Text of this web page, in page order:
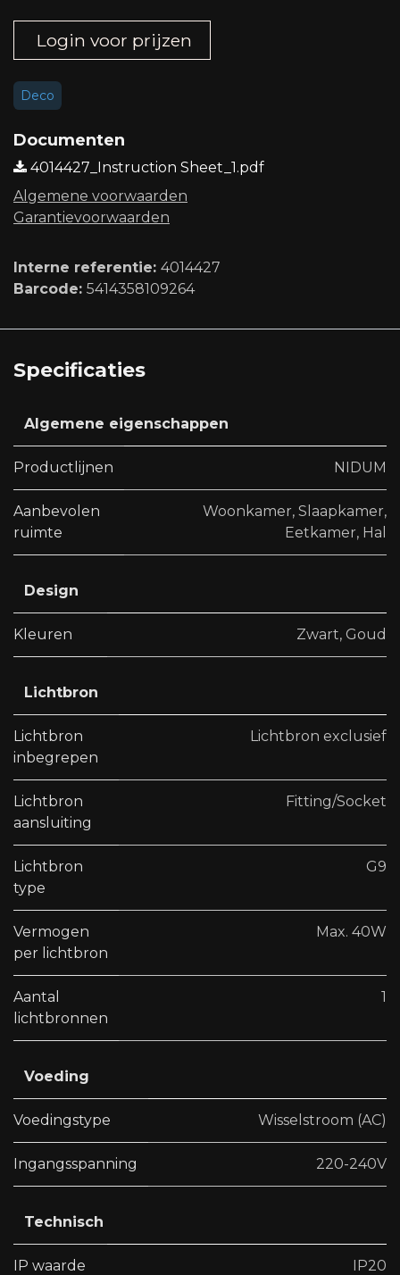
Login voor prijzen
Deco
Documenten
4014427_Instruction Sheet_1.pdf
Algemene voorwaard​en
Garantievoorwaarden
Interne referentie: 4014427
Barcode: 5414358109264
Specificaties
Algemene eigenschappen
Productlijnen NIDUM
Aanbevolen
ruimte
Woonkamer, Slaapkamer,
Eetkamer, Hal
Design
Kleuren Zwart, Goud
Lichtbron
Lichtbron
inbegrepen
Lichtbron exclusief
Lichtbron
aansluiting
Fitting/Socket
Lichtbron
type
G9
Vermogen
per lichtbron
Max. 40W
Aantal
lichtbronnen
1
Voeding
Voedingstype Wisselstroom (AC)
Ingangsspanning 220-240V
Technisch
IP waarde IP20